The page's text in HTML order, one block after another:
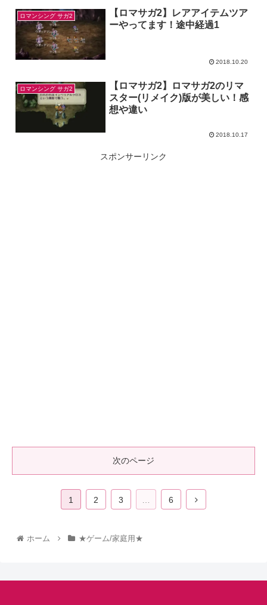
ロマンシング サガ2
【ロマサガ2】レアアイテムツア
ーやってます！途中経過1
2018.10.20
ロマンシング サガ2
【ロマサガ2】ロマサガ2のリマ
スター(リメイク)版が美しい！感
想や違い
2018.10.17
スポンサーリンク
次のページ
1 2 3 … 6
ホーム ★ゲーム/家庭用★